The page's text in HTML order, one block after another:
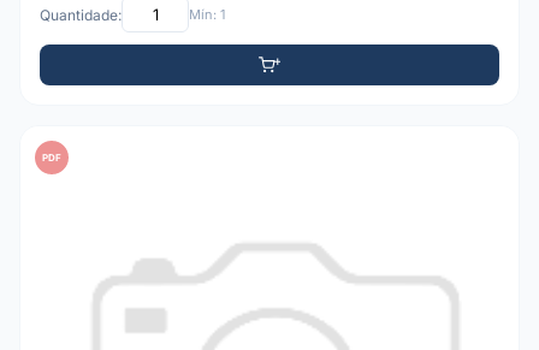
Quantidade: Mín: 1
PDF